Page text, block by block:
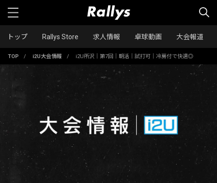
トップ Rallys Store 求人情報 卓球動画 大会報道
TOP / i2U大会情報 / i2U所沢｜第7回｜朝活｜試打可｜冷房付で快適◎